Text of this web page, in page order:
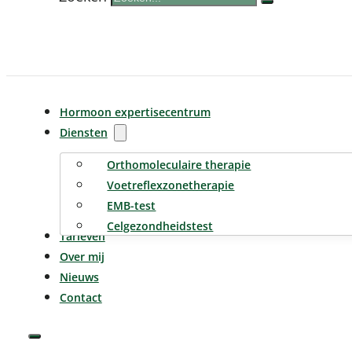
Hormoon expertisecentrum
Diensten
Orthomoleculaire therapie
Voetreflexzonetherapie
EMB-test
Celgezondheidstest
Tarieven
Over mij
Nieuws
Contact